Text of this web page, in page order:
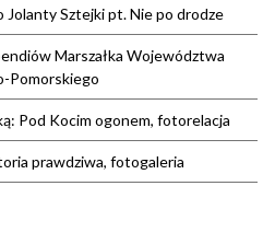
Sztejki pt. Nie po drodze
Marszałka Województwa
Pomorskiego
Pod Kocim ogonem, fotorelacja
prawdziwa, fotogaleria